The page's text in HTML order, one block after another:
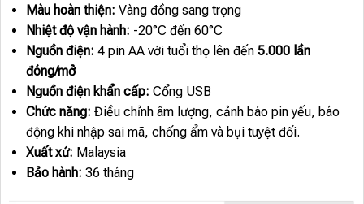
Màu hoàn thiện: Vàng đồng sang trọng
Nhiệt độ vận hành: -20°C đến 60°C
Nguồn điện: 4 pin AA với tuổi thọ lên đến 5.000 lần
đóng/mở
Nguồn điện khẩn cấp: Cổng USB
Chức năng: Điều chỉnh âm lượng, cảnh báo pin yếu, báo
động khi nhập sai mã, chống ẩm và bụi tuyệt đối.
Xuất xứ: Malaysia
Bảo hành: 36 tháng